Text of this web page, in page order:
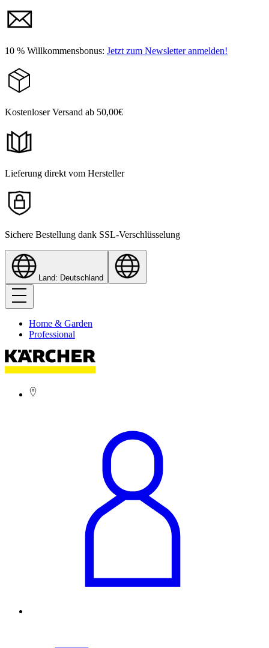
10 % Willkommensbonus: Jetzt zum Newsletter anmelden!
Kostenloser Versand ab 50,00€
Lieferung direkt vom Hersteller
Sichere Bestellung dank SSL-Verschlüsselung
Land: Deutschland
Home & Garden
Professional